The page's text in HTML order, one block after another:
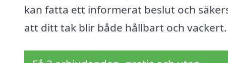
kan fatta ett informerat beslut och
att ditt tak blir både hållbart och vackert.